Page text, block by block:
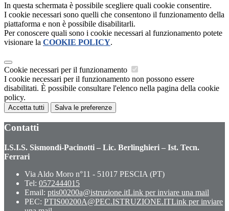
In questa schermata è possibile scegliere quali cookie consentire.
I cookie necessari sono quelli che consentono il funzionamento della
piattaforma e non è possibile disabilitarli.
Per conoscere quali sono i cookie necessari al funzionamento potete
visionare la COOKIE POLICY.
Cookie necessari per il funzionamento
I cookie necessari per il funzionamento non possono essere
disabilitati. È possibile consultare l'elenco nella pagina della cookie
policy.
Accetta tutti Salva le preferenze
Contatti
I.S.I.S. Sismondi-Pacinotti – Lic. Berlinghieri – Ist. Tecn.
Ferrari
Via Aldo Moro n°11 - 51017 PESCIA (PT)
Tel: 0572444015
Email: ptis00200a@istruzione.itLink per inviare una mail
PEC: PTIS00200A@PEC.ISTRUZIONE.ITLink per inviare